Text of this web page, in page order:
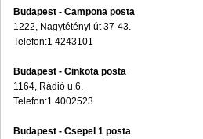
Budapest - Campona posta
1222, Nagytétényi út 37-43.
Telefon:1 4243101
Budapest - Cinkota posta
1164, Rádió u.6.
Telefon:1 4002523
Budapest - Csepel 1 posta